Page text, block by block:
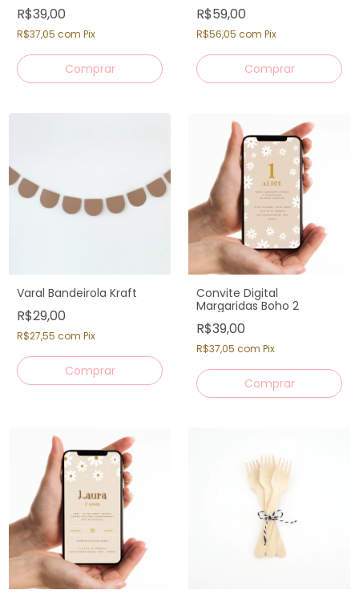
R$39,00
R$37,05 com Pix
R$59,00
R$56,05 com Pix
Varal Bandeirola Kraft
R$29,00
R$27,55 com Pix
Convite Digital
Margaridas Boho 2
R$39,00
R$37,05 com Pix